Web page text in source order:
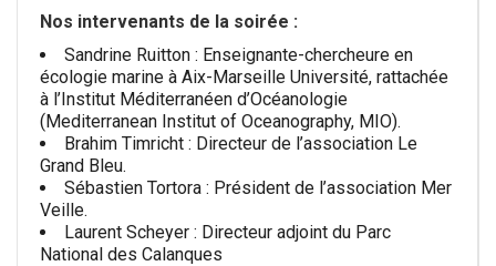
Nos intervenants de la soirée :
Sandrine Ruitton : Enseignante-chercheure en
écologie marine à Aix-Marseille Université, rattachée
à l’Institut Méditerranéen d’Océanologie
(Mediterranean Institut of Oceanography, MIO).
Brahim Timricht : Directeur de l’association Le
Grand Bleu.
Sébastien Tortora : Président de l’association Mer
Veille.
Laurent Scheyer : Directeur adjoint du Parc
National des Calanques